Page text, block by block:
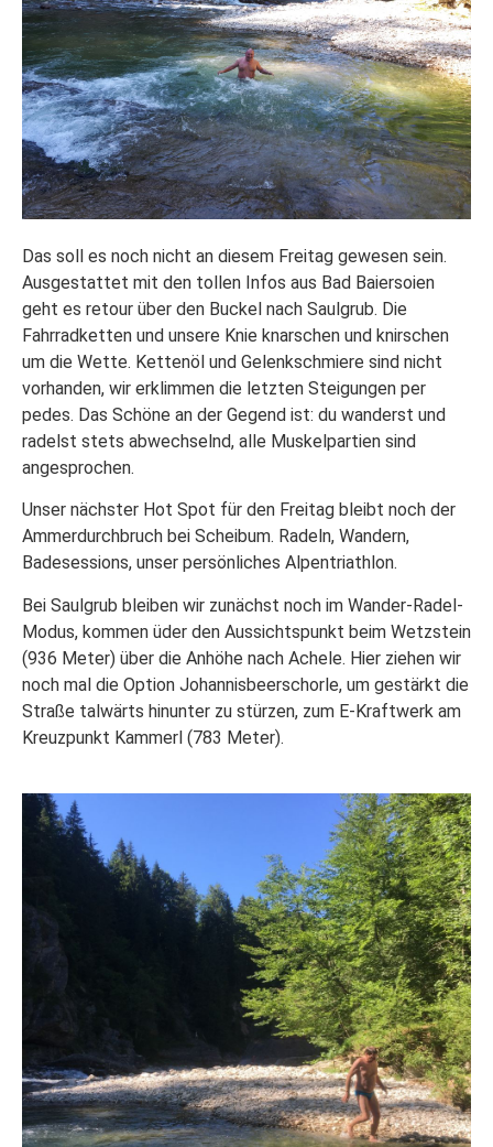
​Das soll es noch nicht an diesem Freitag gewesen sein.
Ausgestattet mit den tollen Infos aus Bad Baiersoien
geht es retour über den Buckel nach Saulgrub. Die
Fahrradketten und unsere Knie knarschen und knirschen
um die Wette. Kettenöl und Gelenkschmiere sind nicht
vorhanden, wir erklimmen die letzten Steigungen per
pedes. Das Schöne an der Gegend ist: du wanderst und
radelst stets abwechselnd, alle Muskelpartien sind
angesprochen.
Unser nächster Hot Spot für den Freitag bleibt noch der
Ammerdurchbruch bei Scheibum. Radeln, Wandern,
Badesessions, unser persönliches Alpentriathlon.
Bei Saulgrub bleiben wir zunächst noch im Wander-Radel-
Modus, kommen üder den Aussichtspunkt beim Wetzstein
(936 Meter) über die Anhöhe nach Achele. Hier ziehen wir
noch mal die Option Johannisbeerschorle, um gestärkt die
Straße talwärts hinunter zu stürzen, zum E-Kraftwerk am
Kreuzpunkt Kammerl (783 Meter).